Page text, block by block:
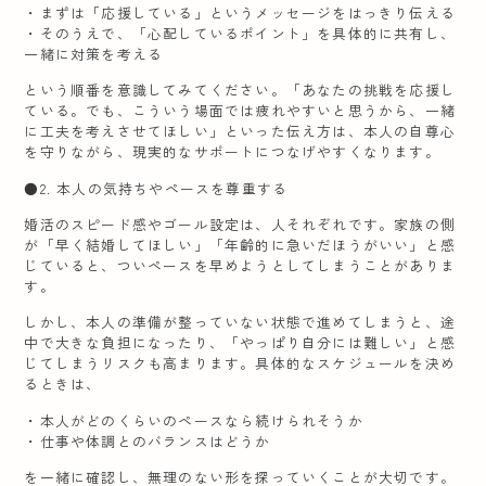
・まずは「応援している」というメッセージをはっきり伝える
・そのうえで、「心配しているポイント」を具体的に共有し、
一緒に対策を考える
という順番を意識してみてください。「あなたの挑戦を応援し
ている。でも、こういう場面では疲れやすいと思うから、一緒
に工夫を考えさせてほしい」といった伝え方は、本人の自尊心
を守りながら、現実的なサポートにつなげやすくなります。
●2. 本人の気持ちやペースを尊重する
婚活のスピード感やゴール設定は、人それぞれです。家族の側
が「早く結婚してほしい」「年齢的に急いだほうがいい」と感
じていると、ついペースを早めようとしてしまうことがありま
す。
しかし、本人の準備が整っていない状態で進めてしまうと、途
中で大きな負担になったり、「やっぱり自分には難しい」と感
じてしまうリスクも高まります。具体的なスケジュールを決め
るときは、
・本人がどのくらいのペースなら続けられそうか
・仕事や体調とのバランスはどうか
を一緒に確認し、無理のない形を探っていくことが大切です。